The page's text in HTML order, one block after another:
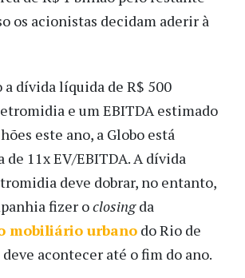
os acionistas decidam aderir à
a dívida líquida de R$ 500
e um EBITDA estimado
este ano, a Globo está
de 11x EV/EBITDA. A dívida
deve dobrar, no entanto,
fizer oclosingda
mobiliário urbano do Rio de
acontecer até o fim do ano.